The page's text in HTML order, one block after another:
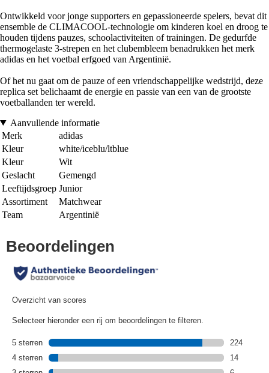
Ontwikkeld voor jonge supporters en gepassioneerde spelers, bevat dit
ensemble de CLIMACOOL-technologie om kinderen koel en droog te
houden tijdens pauzes, schoolactiviteiten of trainingen. De gedurfde
thermogelaste 3-strepen en het clubembleem benadrukken het merk
adidas en het voetbal erfgoed van Argentinië.
Of het nu gaat om de pauze of een vriendschappelijke wedstrijd, deze
replica set belichaamt de energie en passie van een van de grootste
voetballanden ter wereld.
Aanvullende informatie
Merk
adidas
Kleur
white/iceblu/ltblue
Kleur
Wit
Geslacht
Gemengd
Leeftijdsgroep Junior
Assortiment
Matchwear
Team
Argentinië